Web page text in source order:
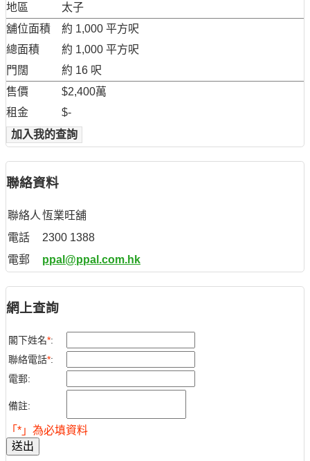
地區
太子
舖位面積
約 1,000 平方呎
總面積
約 1,000 平方呎
門闊
約 16 呎
售價
$2,400萬
租金
$-
加入我的查詢
聯絡資料
聯絡人 恆業旺舖
電話
2300 1388
電郵
ppal@ppal.com.hk
網上查詢
閣下姓名*:
聯絡電話*:
電郵:
備註:
「*」為必填資料
送出